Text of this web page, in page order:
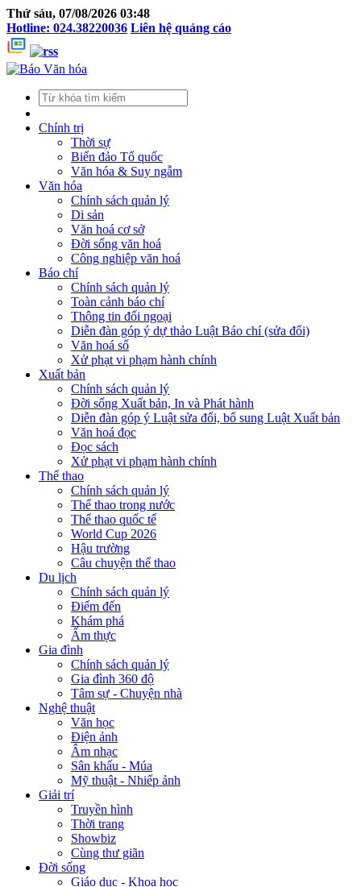
Thứ sáu, 07/08/2026 03:48
Hotline: 024.38220036 Liên hệ quảng cáo
Chính trị
Thời sự
Biển đảo Tổ quốc
Văn hóa & Suy ngẫm
Văn hóa
Chính sách quản lý
Di sản
Văn hoá cơ sở
Đời sống văn hoá
Công nghiệp văn hoá
Báo chí
Chính sách quản lý
Toàn cảnh báo chí
Thông tin đối ngoại
Diễn đàn góp ý dự thảo Luật Báo chí (sửa đổi)
Văn hoá số
Xử phạt vi phạm hành chính
Xuất bản
Chính sách quản lý
Đời sống Xuất bản, In và Phát hành
Diễn đàn góp ý Luật sửa đổi, bổ sung Luật Xuất bản
Văn hoá đọc
Đọc sách
Xử phạt vi phạm hành chính
Thể thao
Chính sách quản lý
Thể thao trong nước
Thể thao quốc tế
World Cup 2026
Hậu trường
Câu chuyện thể thao
Du lịch
Chính sách quản lý
Điểm đến
Khám phá
Ẩm thực
Gia đình
Chính sách quản lý
Gia đình 360 độ
Tâm sự - Chuyện nhà
Nghệ thuật
Văn học
Điện ảnh
Âm nhạc
Sân khấu - Múa
Mỹ thuật - Nhiếp ảnh
Giải trí
Truyền hình
Thời trang
Showbiz
Cùng thư giãn
Đời sống
Giáo dục - Khoa học